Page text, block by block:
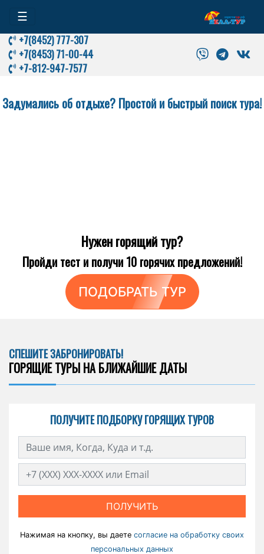
☰
+7(8452) 777-307
+7(8453) 71-00-44
+7-812-947-7577
Задумались об отдыхе? Простой и быстрый поиск тура!
Нужен горящий тур?
Пройди тест и получи 10 горячих предложений!
ПОДОБРАТЬ ТУР
СПЕШИТЕ ЗАБРОНИРОВАТЬ!
ГОРЯЩИЕ ТУРЫ НА БЛИЖАЙШИЕ ДАТЫ
ПОЛУЧИТЕ ПОДБОРКУ ГОРЯЩИХ ТУРОВ
ПОЛУЧИТЬ
Нажимая на кнопку, вы даете согласие на обработку своих
персональных данных